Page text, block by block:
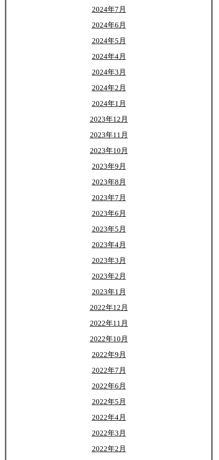
2024年7月
2024年6月
2024年5月
2024年4月
2024年3月
2024年2月
2024年1月
2023年12月
2023年11月
2023年10月
2023年9月
2023年8月
2023年7月
2023年6月
2023年5月
2023年4月
2023年3月
2023年2月
2023年1月
2022年12月
2022年11月
2022年10月
2022年9月
2022年7月
2022年6月
2022年5月
2022年4月
2022年3月
2022年2月